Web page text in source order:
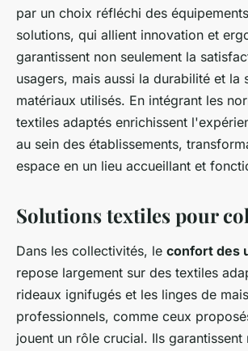
par un choix réfléchi des
solutions, qui allient innovation et
garantissent non seulement la
usagers, mais aussi la durabilité et la
matériaux utilisés. En intégrant les
textiles adaptés enrichissent
au sein des établissements,
espace en un lieu accueillant et
Solutions textiles pour
Dans les collectivités, le confort des
repose largement sur des textiles
rideaux ignifugés et les linges de
professionnels, comme ceux
jouent un rôle crucial. Ils garantissent